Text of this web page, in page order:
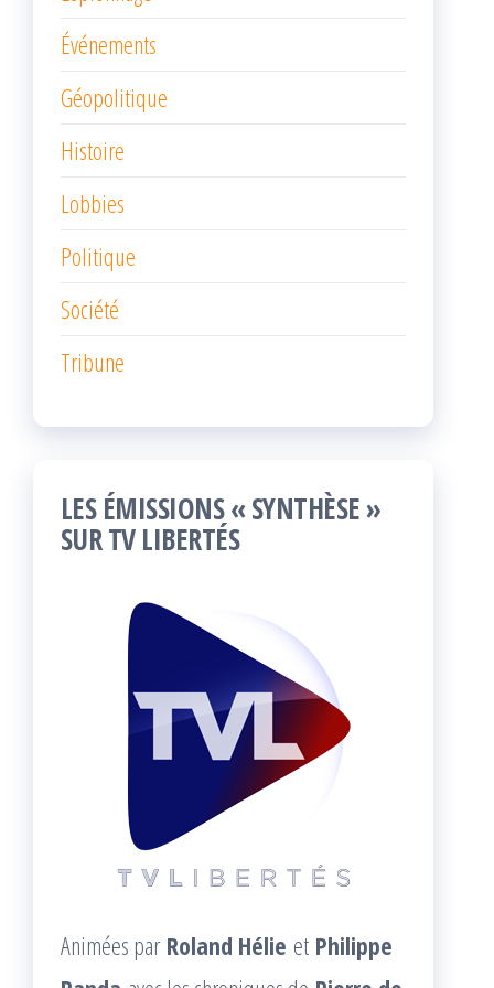
Événements
Géopolitique
Histoire
Lobbies
Politique
Société
Tribune
LES ÉMISSIONS « SYNTHÈSE »
SUR TV LIBERTÉS
Animées par Roland Hélie et Philippe